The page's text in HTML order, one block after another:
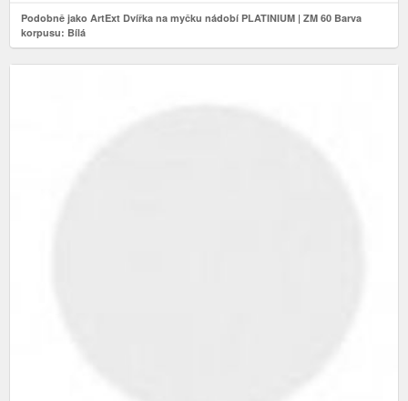
Podobně jako ArtExt Dvířka na myčku nádobí PLATINIUM | ZM 60 Barva
korpusu: Bílá